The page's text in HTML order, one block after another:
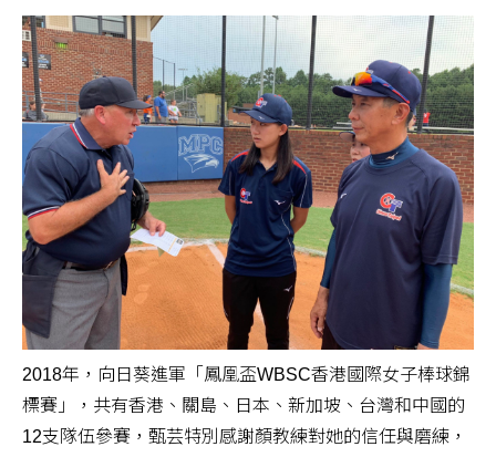
2018年，向日葵進軍「鳳凰盃WBSC香港國際女子棒球錦
標賽」，共有香港、關島、日本、新加坡、台灣和中國的
12支隊伍參賽，甄芸特別感謝顏教練對她的信任與磨練，